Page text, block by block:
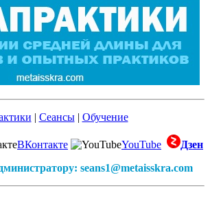
| Сеансы| Обучение
ВКонтакте YouTube
Дзен
seans1@metaisskra.com